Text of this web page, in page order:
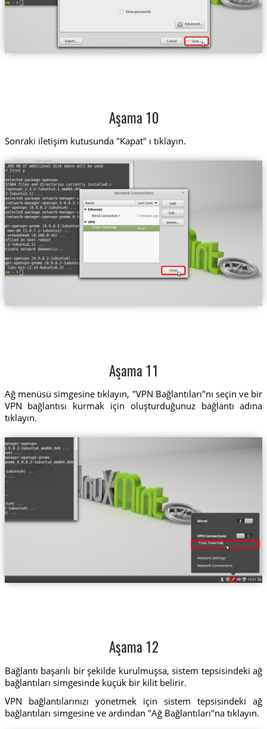
Aşama 10
Sonraki iletişim kutusunda "Kapat" ı tıklayın.
Trust.Zone-Italy
Aşama 11
Ağ menüsü simgesine tıklayın, "VPN Bağlantıları"nı seçin ve bir
VPN bağlantısı kurmak için oluşturduğunuz bağlantı adına
tıklayın.
Trust.Zone-Italy
Aşama 12
Bağlantı başarılı bir şekilde kurulmuşsa, sistem tepsisindeki ağ
bağlantıları simgesinde küçük bir kilit belirir.
VPN bağlantılarınızı yönetmek için sistem tepsisindeki ağ
bağlantıları simgesine ve ardından "Ağ Bağlantıları"na tıklayın.